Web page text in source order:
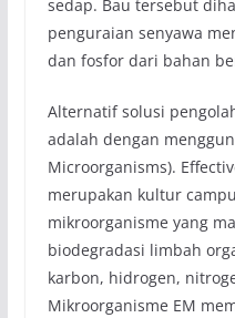
sedap. Bau tersebut
penguraian senyawa
dan fosfor dari bahan
Alternatif solusi
adalah dengan
Microorganisms).
merupakan kultur
mikroorganisme yang
biodegradasi limbah
karbon, hidrogen,
Mikroorganisme EM